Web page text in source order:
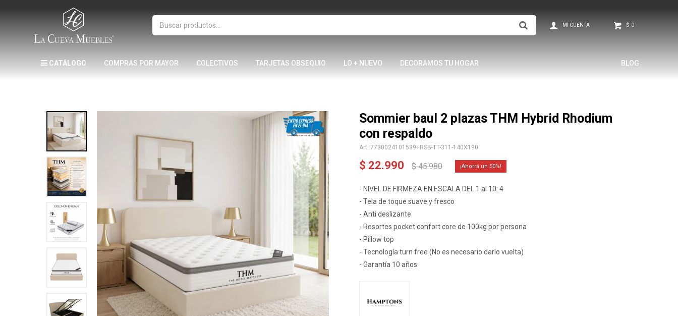
CATÁLOGO COMPRAS POR MAYOR COLECTIVOS TARJETAS OBSEQUIO LO + NUEVO DECORAMOS TU HOGAR BLOG
$ 0
Sommier baul 2 plazas THM Hybrid Rhodium
con respaldo
7730024101539+RSB-TT-311-140X190
$ 22.990 $ 45.980 50
- NIVEL DE FIRMEZA EN ESCALA DEL 1 al 10: 4
- Tela de toque suave y fresco
- Anti deslizante
- Resortes pocket confort core de 100kg por persona
- Pillow top
- Tecnología turn free (No es necesario darlo vuelta)
- Garantía 10 años